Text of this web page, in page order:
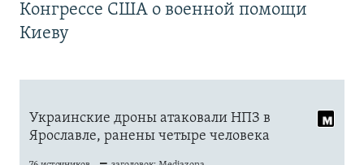
Конгрессе США о военной помощи
Киеву